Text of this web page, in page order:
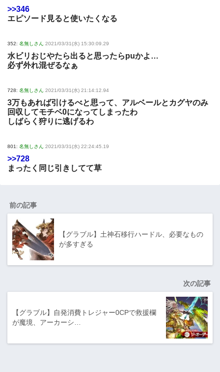
>>346
エピソード見ると使いたくなる
352: 名無しさん 2021/03/31(水) 15:30:09.29
水ビリおじやたら出ると思ったらpuかよ…
必ず外れ混ぜるなぁ
728: 名無しさん 2021/03/31(水) 21:14:12.94
3万もあれば引けるべと思って、アルベールとカグヤのみ
回収してモチベ0になってしまったわ
しばらく狩りに逃げるわ
801: 名無しさん 2021/03/31(水) 22:24:45.19
>>728
まったく同じ引きしてて草
前の記事
【グラブル】土神石移行ハードル、必要なもの
が多すぎる
次の記事
【グラブル】自発消費トレジャー0CPで救援欄
が魔境、アーカーシ…